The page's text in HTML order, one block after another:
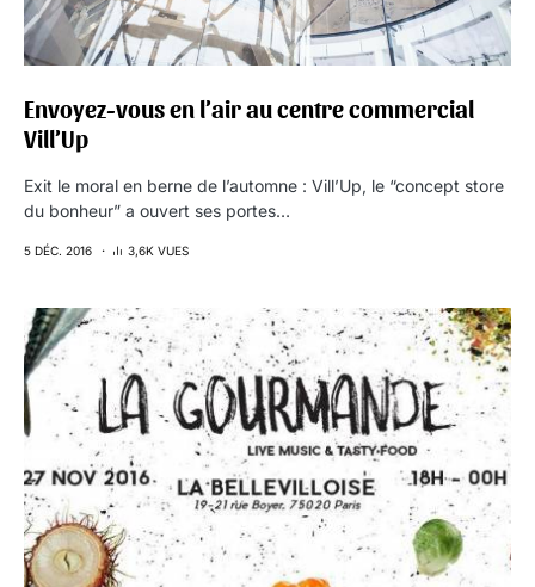
Envoyez-vous en l’air au centre commercial
Vill’Up
Exit le moral en berne de l’automne : Vill’Up, le “concept store
du bonheur” a ouvert ses portes…
5 DÉC. 2016 3,6K VUES